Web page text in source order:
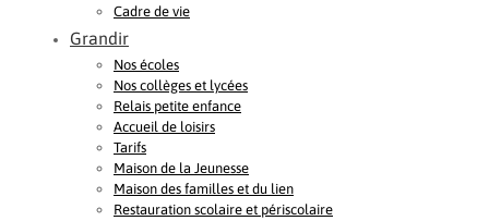
Cadre de vie
Grandir
Nos écoles
Nos collèges et lycées
Relais petite enfance
Accueil de loisirs
Tarifs
Maison de la Jeunesse
Maison des familles et du lien
Restauration scolaire et périscolaire